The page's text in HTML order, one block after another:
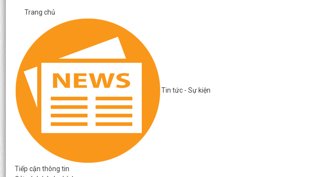
Trang chủ
Tin tức - Sự kiện
Tiếp cận thông tin